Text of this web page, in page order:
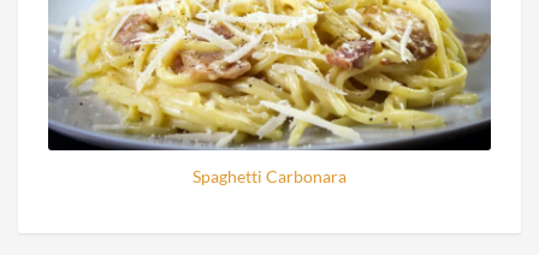
Spaghetti Carbonara